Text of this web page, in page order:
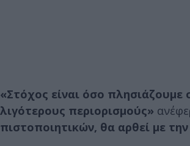
«Στόχος είναι όσο
λιγότερους περιορισμούς»
πιστοποιητικών, θα αρθεί με